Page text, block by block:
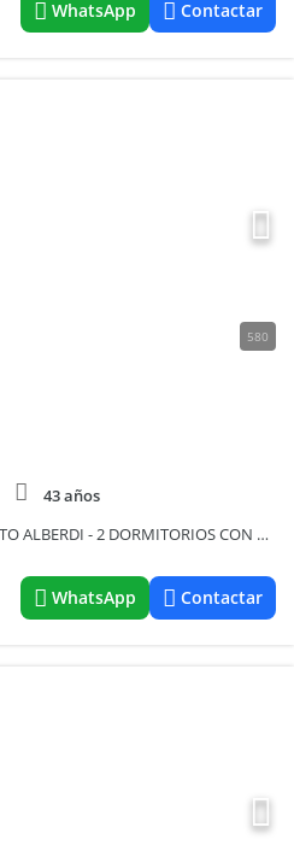
WhatsApp Contactar
580
43 años
CASA APTA CREDITO BARRIO ALTO ALBERDI - 2 DORMITORIOS CON COCHERA Y PILETA
WhatsApp Contactar